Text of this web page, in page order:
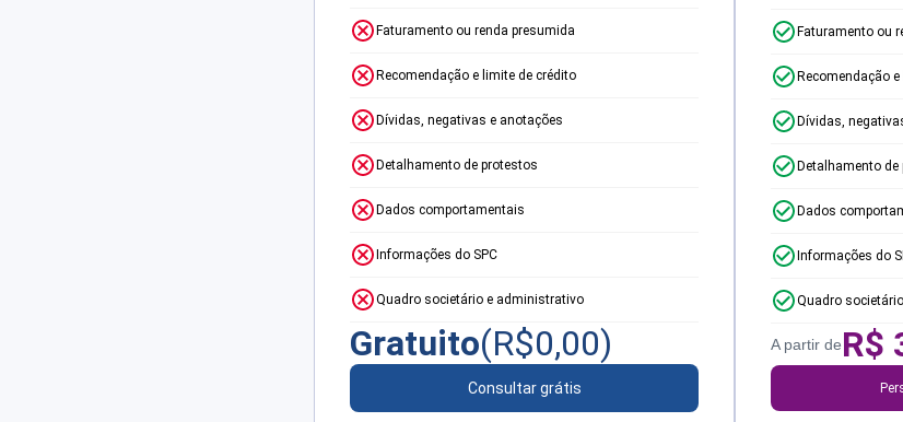
Faturamento ou renda presumida
Recomendação e limite de crédito
Dívidas, negativas e anotações
Detalhamento de protestos
Dados comportamentais
Informações do SPC
Quadro societário e administrativo
Gratuito(R$0,00)
Consultar grátis
Faturamento ou
Recomendação
Dívidas,
Detalhamento de
Dados
Informações do
Quadro
A partir deR$